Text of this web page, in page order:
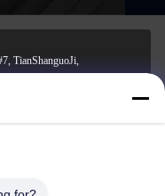
TianShanguoJi,